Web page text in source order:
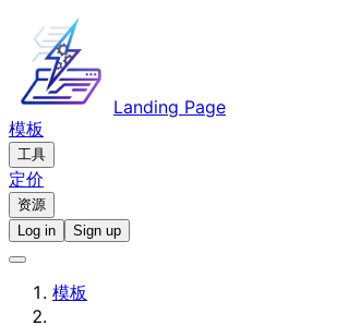
Landing Page
模板
工具
定价
资源
Log in
Sign up
模板